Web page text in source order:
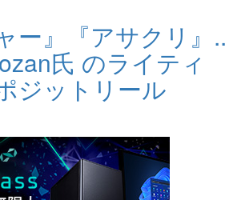
ー』『アサクリ』..
氏 のライティ
ジットリール